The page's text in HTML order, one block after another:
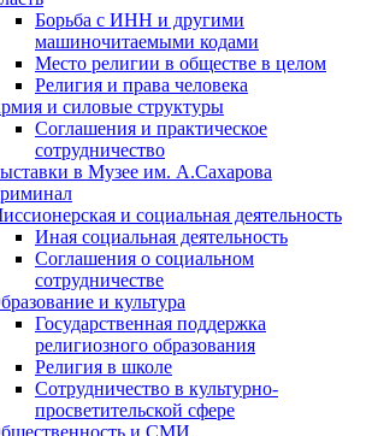
Борьба с ИНН и другими
машиночитаемыми кодами
Место религии в обществе в целом
Религия и права человека
и силовые структуры
Соглашения и практическое
сотрудничество
в Музее им. А.Сахарова
и социальная деятельность
Иная социальная деятельность
Соглашения о социальном
сотрудничестве
и культура
Государственная поддержка
религиозного образования
Религия в школе
Сотрудничество в культурно-
просветительской сфере
и СМИ